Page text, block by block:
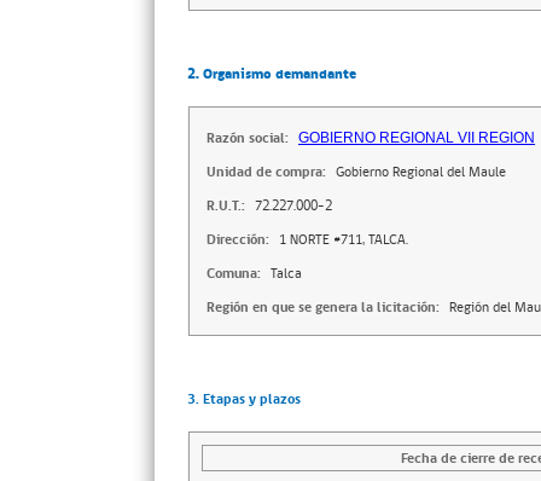
2. Organismo demandante
Razón social: GOBIERNO REGIONAL VII REGION
Unidad de compra: Gobierno Regional del Maule
R.U.T.: 72.227.000-2
Dirección: 1 NORTE #711, TALCA.
Comuna: Talca
Región en que se genera la licitación: Región del
3. Etapas y plazos
Fecha de cierre de